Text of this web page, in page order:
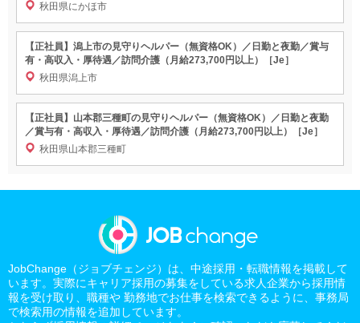
秋田県にかほ市
【正社員】潟上市の見守りヘルパー（無資格OK）／日勤と夜勤／賞与
有・高収入・厚待遇／訪問介護（月給273,700円以上）［Je］
秋田県潟上市
【正社員】山本郡三種町の見守りヘルパー（無資格OK）／日勤と夜勤
／賞与有・高収入・厚待遇／訪問介護（月給273,700円以上）［Je］
秋田県山本郡三種町
JobChange（ジョブチェンジ）は、中途採用・転職情報を掲載して
います。実際にキャリア採用の募集をしている求人企業から採用情
報を受け取り、職種や 勤務地でお仕事を検索できるように、事務局
で検索用の情報を追加しています。